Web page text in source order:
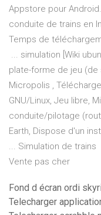
Appstore pour
conduite de trains en
Temps de
... simulation [Wiki
plate-forme de jeu (de
Micropolis ,
GNU/Linux, Jeu libre,
conduite/pilotage
Earth, Dispose d'un
... Simulation de
Vente pas cher
Fond d écran ordi
Telecharger